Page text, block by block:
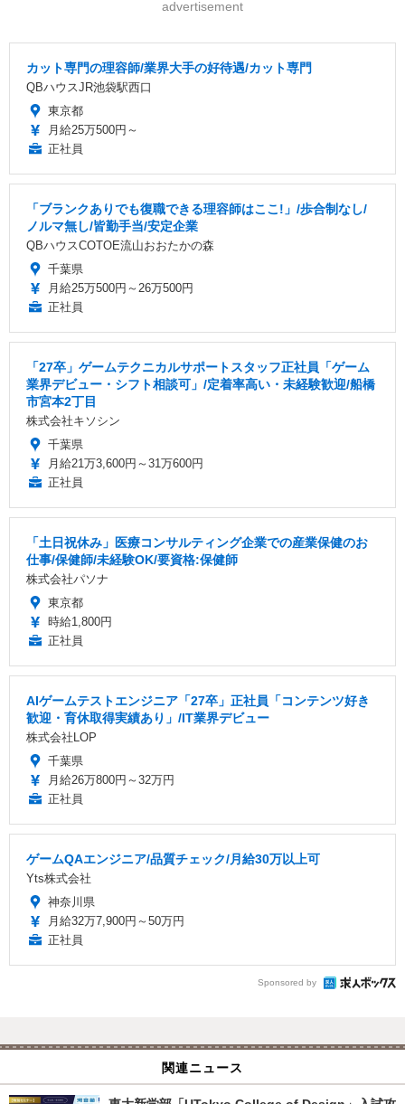
advertisement
カット専門の理容師/業界大手の好待遇/カット専門
QBハウスJR池袋駅西口
東京都
月給25万500円～
正社員
「ブランクありでも復職できる理容師はここ!」/歩合制なし/
ノルマ無し/皆勤手当/安定企業
QBハウスCOTOE流山おおたかの森
千葉県
月給25万500円～26万500円
正社員
「27卒」ゲームテクニカルサポートスタッフ正社員「ゲーム
業界デビュー・シフト相談可」/定着率高い・未経験歓迎/船橋
市宮本2丁目
株式会社キソシン
千葉県
月給21万3,600円～31万600円
正社員
「土日祝休み」医療コンサルティング企業での産業保健のお
仕事/保健師/未経験OK/要資格:保健師
株式会社パソナ
東京都
時給1,800円
正社員
AIゲームテストエンジニア「27卒」正社員「コンテンツ好き
歓迎・育休取得実績あり」/IT業界デビュー
株式会社LOP
千葉県
月給26万800円～32万円
正社員
ゲームQAエンジニア/品質チェック/月給30万以上可
Yts株式会社
神奈川県
月給32万7,900円～50万円
正社員
Sponsored by
関連ニュース